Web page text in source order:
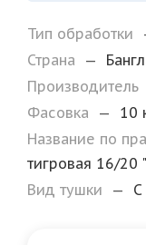
Тип обработки
Страна
—
Производитель
Фасовка
—
10
Название по
тигровая 16/20
Вид тушки
— С